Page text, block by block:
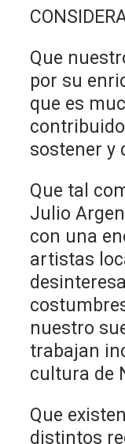
Que
por su
que es
sostener y
Que tal
Julio
con una
artistas
nuestro
trabajan
cultura de
Que
distintos